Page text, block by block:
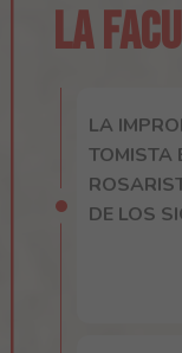
LA
LA
TOMISTA
DE LOS